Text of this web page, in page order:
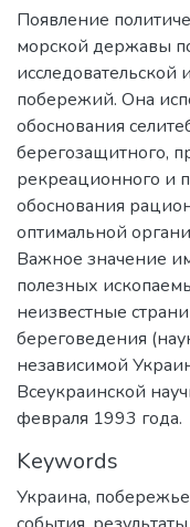
Появление
морской державы
побережий. Она
обоснования
берегозащитного,
рекреационного и
обоснования
оптимальной
Важное значение
полезных
неизвестные
береговедения
независимой
Всеукраинской
февраля 1993 года.
Keywords
Украина, побережье